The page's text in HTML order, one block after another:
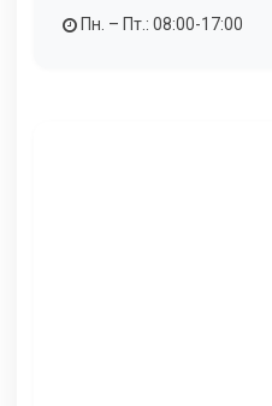
Пн. – Пт.: 08:00-17:00